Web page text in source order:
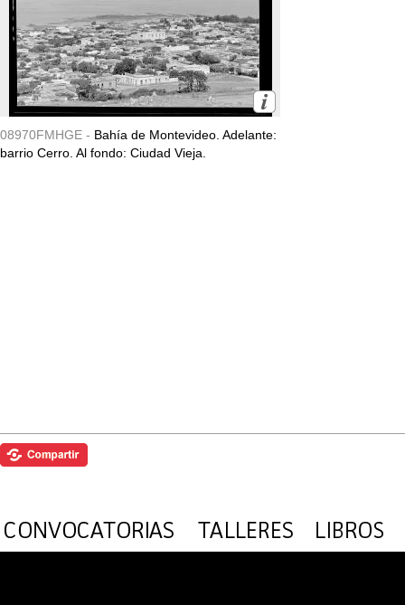
08970FMHGE - Bahía de Montevideo. Adelante:
barrio Cerro. Al fondo: Ciudad Vieja.